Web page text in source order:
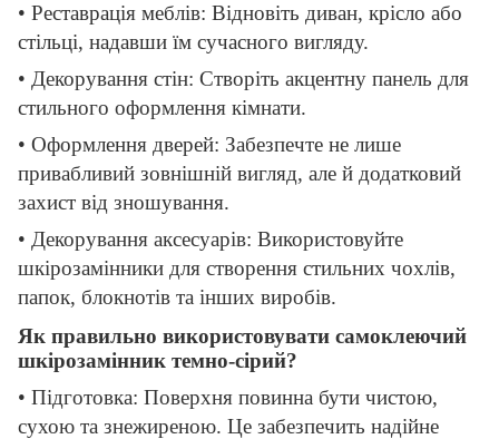
• Реставрація меблів: Відновіть диван, крісло або
стільці, надавши їм сучасного вигляду.
• Декорування стін: Створіть акцентну панель для
стильного оформлення кімнати.
• Оформлення дверей: Забезпечте не лише
привабливий зовнішній вигляд, але й додатковий
захист від зношування.
• Декорування аксесуарів: Використовуйте
шкірозамінники для створення стильних чохлів,
папок, блокнотів та інших виробів.
Як правильно використовувати самоклеючий
шкірозамінник темно-сірий?
• Підготовка: Поверхня повинна бути чистою,
сухою та знежиреною. Це забезпечить надійне